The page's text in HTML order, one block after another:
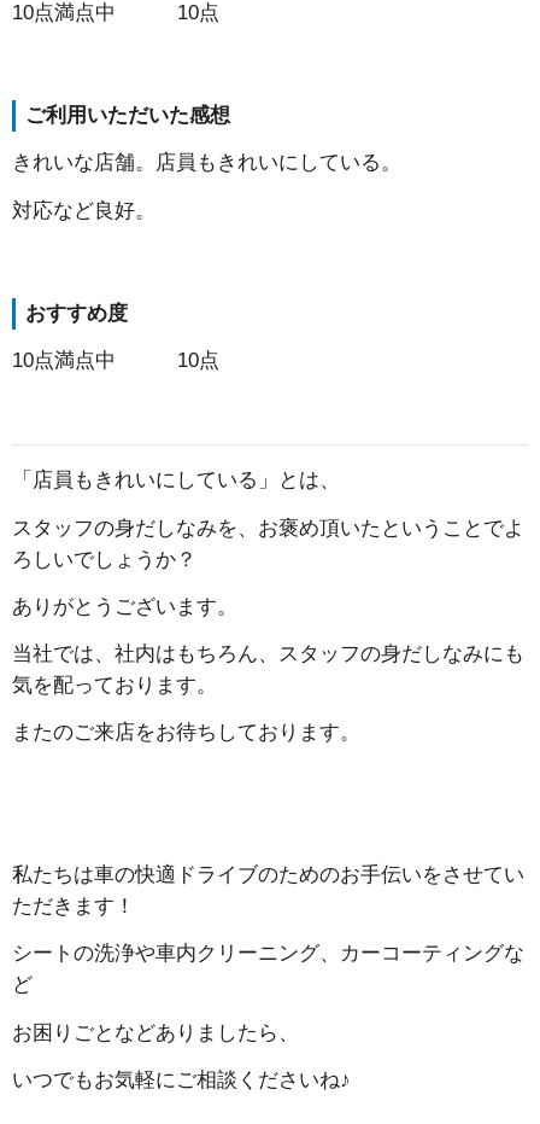
10点満点中 10点
ご利用いただいた感想
きれいな店舗。店員もきれいにしている。
対応など良好。
おすすめ度
10点満点中 10点
「店員もきれいにしている」とは、
スタッフの身だしなみを、お褒め頂いたということでよ
ろしいでしょうか？
ありがとうございます。
当社では、社内はもちろん、スタッフの身だしなみにも
気を配っております。
またのご来店をお待ちしております。
私たちは車の快適ドライブのためのお手伝いをさせてい
ただきます！
シートの洗浄や車内クリーニング、カーコーティングな
ど
お困りごとなどありましたら、
いつでもお気軽にご相談くださいね♪